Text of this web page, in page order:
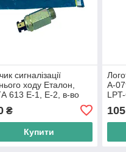
сигналізації
ходу Еталон,
613 E-1, E-2, в-во
₴
Купити
А-
105